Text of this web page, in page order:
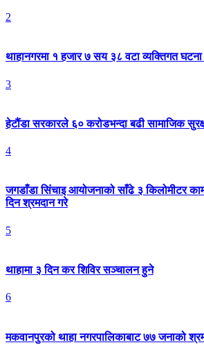
2
थाहानगरमा १ हजार ७ सय ३८ वटा व्यक्तिगत घटना
3
हेटौंडा सरकारले ६० करोडभन्दा बढी सामाजिक
4
जगडाँडा सिंचाइ आयोजनाको साँढे ३ किलोमीटर
दिन श्रमदान गरे
5
थाहामा ३ दिन कर शिविर सञ्चालन हुने
6
मकवानपुरको थाहा नगरपालिकाबाट ७७ जनाको